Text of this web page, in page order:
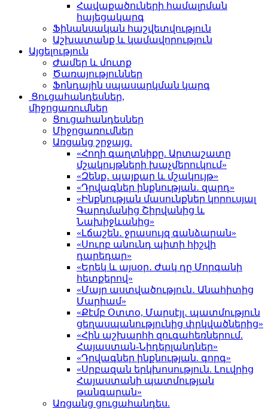
Հավաքածուների համալրման
հայեցակարգ
Ֆինանսական հաշվետվություն
Աշխատանք և կամավորություն
Այցելություն
Ժամեր և մուտք
Ծառայություններ
Ֆոնդային սպասարկման կարգ
Ցուցահանդեսներ,
միջոցառումներ
Ցուցահանդեսներ
Միջոցառումներ
Առցանց շրջայց.
«Հողի գաղտնիքը. Արտաշատը
մշակույթների խաչմերուկում»
«Զենք․ պայքար և մշակույթ»
«Դրվագներ ինքնության․ զարդ»
«Ինքնության մասունքներ կորուսյալ
Գարդմանից Շիրվանից և
Նախիջևանից»
«Լճաշեն․ ջրասույզ գանձարան»
«Սուրբ անունդ պիտի հիշվի
դարեդար»
«Երեկ և այսօր․ Ժակ դը Մորգանի
հետքերով»
«Մայր աստվածություն․ Անահիտից
Մարիամ»
«Քէմբ Օտտօ, Մարսէյլ․ պատմություն
ցեղասպանությունից փրկվածներից»
«Հին աշխարհի զուգահեռներում.
Հայաստան-Նիդերլանդներ»
«Դրվագներ ինքնության. գորգ»
«Սրբազան երկխոսություն. Լուվրից
Հայաստանի պատմության
թանգարան»
Առցանց ցուցահանդես.